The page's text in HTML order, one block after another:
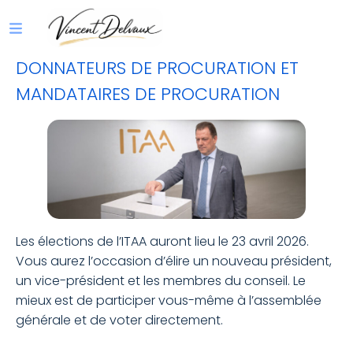
DONNATEURS DE PROCURATION ET
MANDATAIRES DE PROCURATION
Les élections de l’ITAA auront lieu le 23 avril 2026.
Vous aurez l’occasion d’élire un nouveau président,
un vice-président et les membres du conseil. Le
mieux est de participer vous-même à l’assemblée
générale et de voter directement.